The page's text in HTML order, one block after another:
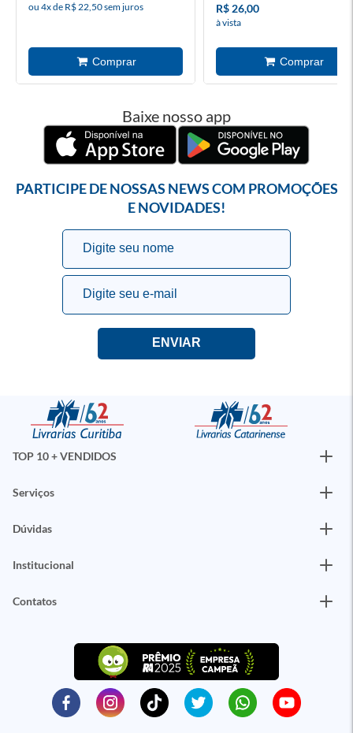
ou 4x de R$ 22,50 sem juros R$ 26,00
à vista
Baixe nosso app
PARTICIPE DE NOSSAS NEWS COM PROMOÇÕES
E NOVIDADES!
TOP 10 + VENDIDOS
Serviços
Dúvidas
Institucional
Contatos